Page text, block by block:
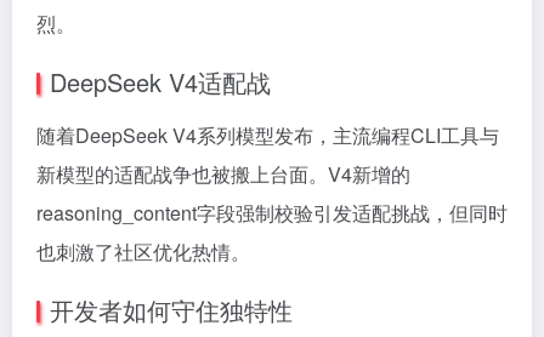
烈。
DeepSeek V4适配战
随着DeepSeek V4系列模型发布，主流编程CLI工具与
新模型的适配战争也被搬上台面。V4新增的
reasoning_content字段强制校验引发适配挑战，但同时
也刺激了社区优化热情。
开发者如何守住独特性